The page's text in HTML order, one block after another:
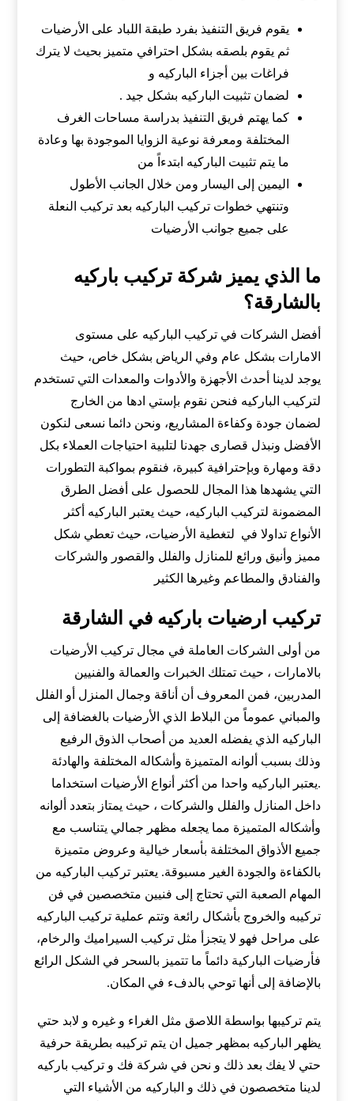
يقوم فريق التنفيذ بفرد طبقة اللباد على الأرضيات
ثم يقوم بلصقه بشكل احترافي متميز بحيث لا يترك
فراغات بين أجزاء الباركيه و
لضمان تثبيت الباركيه بشكل جيد .
كما يهتم فريق التنفيذ بدراسة مساحات الغرف
المختلفة ومعرفة نوعية الزوايا الموجودة بها وعادة
ما يتم تثبيت الباركيه ابتدءاً من
اليمين إلى اليسار ومن خلال الجانب الأطول
وتنتهي خطوات تركيب الباركيه بعد تركيب النعلة
على جميع جوانب الأرضيات
ما الذي يميز شركة تركيب باركيه
بالشارقة؟
أفضل الشركات في تركيب الباركيه على مستوى
الامارات بشكل عام وفي الرياض بشكل خاص، حيث
يوجد لدينا أحدث الأجهزة والأدوات والمعدات التي تستخدم
لتركيب الباركيه فنحن نقوم بإستي ادها من الخارج
لضمان جودة وكفاءة المشاريع، ونحن دائما نسعى لنكون
الأفضل ونبذل قصارى جهدنا لتلبية احتياجات العملاء بكل
دقة ومهارة وبإحترافية كبيرة، فنقوم بمواكبة التطورات
التي يشهدها هذا المجال للحصول على أفضل الطرق
المضمونة لتركيب الباركيه، حيث يعتبر الباركيه أكثر
الأنواع تداولا في لتغطية الأرضيات، حيث تعطي شكل
مميز وأنيق ورائع للمنازل والفلل والقصور والشركات
والفنادق والمطاعم وغيرها الكثير
تركيب ارضيات باركيه في الشارقة
من أولى الشركات العاملة في مجال تركيب الأرضيات
بالامارات ، حيث تمتلك الخبرات والعمالة والفنيين
المدربين، فمن المعروف أن أناقة وجمال المنزل أو الفلل
والمباني عموماً من البلاط الذي الأرضيات بالغضافة إلى
الباركيه الذي يفضله العديد من أصحاب الذوق الرفيع
وذلك بسبب ألوانه المتميزة وأشكاله المختلفة والهادئة
.يعتبر الباركيه واحدا من أكثر أنواع الأرضيات استخداما
داخل المنازل والفلل والشركات ، حيث يمتاز بتعدد ألوانه
وأشكاله المتميزة مما يجعله مظهر جمالي يتناسب مع
جميع الأذواق المختلفة بأسعار خيالية وعروض متميزة
بالكفاءة والجودة الغير مسبوقة. يعتبر تركيب الباركيه من
المهام الصعبة التي تحتاج إلى فنيين متخصصين في فن
تركيبه والخروج بأشكال رائعة وتتم عملية تركيب الباركيه
على مراحل فهو لا يتجزأ مثل تركيب السيراميك والرخام،
فأرضيات الباركية دائماً ما تتميز بالسحر في الشكل الرائع
بالإضافة إلى أنها توحي بالدفء في المكان.
يتم تركيبها بواسطة اللاصق مثل الغراء و غيره و لابد حتي
يظهر الباركيه بمظهر جميل ان يتم تركيبه بطريقة حرفية
حتي لا يفك بعد ذلك و نحن في شركة فك و تركيب باركيه
لدينا متخصصون في ذلك و الباركيه من الأشياء التي